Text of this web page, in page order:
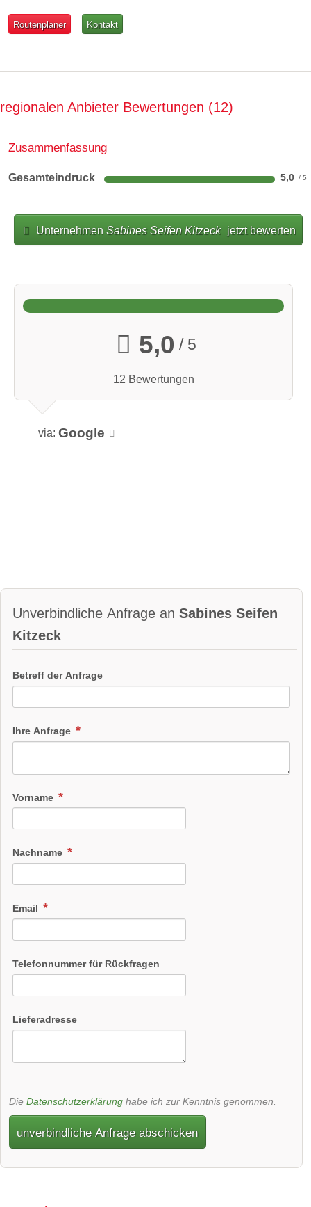
Routenplaner Kontakt
regionalen Anbieter Bewertungen 12
Zusammenfassung
Gesamteindruck 5,0
Unternehmen Sabines Seifen Kitzeck jetzt bewerten
5,0 / 5
12 Bewertungen
via: Google
Unverbindliche Anfrage an Sabines Seifen
Kitzeck
Betreff der Anfrage
Ihre Anfrage
Vorname
Nachname
Email
Telefonnummer für Rückfragen
Lieferadresse
Die Datenschutzerklärung habe ich zur Kenntnis genommen.
unverbindliche Anfrage abschicken